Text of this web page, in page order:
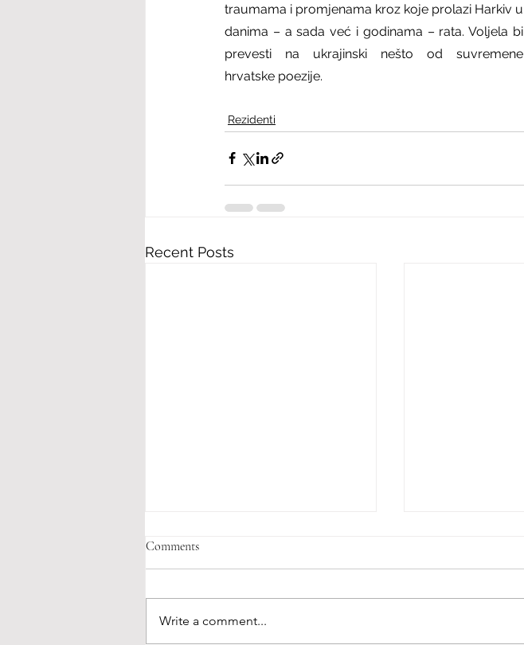
traumama i promjenama kroz koje prolazi Harkiv u
danima – a sada već i godinama – rata. Voljela bi
prevesti na ukrajinski nešto od suvremene
hrvatske poezije.
Rezidenti
Recent Posts
Comments
Write a comment...